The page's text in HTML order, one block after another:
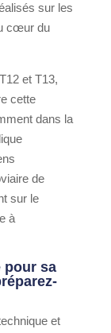
sur les
cœur du
et T13,
cette
dans la
de
sur le
à
pour sa
et